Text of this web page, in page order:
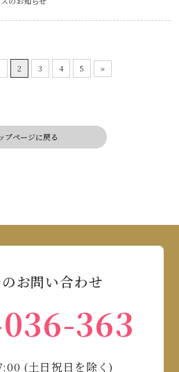
2 3 4 5 »
プページに戻る
お問い合わせ
363
(土日祝日を除く)